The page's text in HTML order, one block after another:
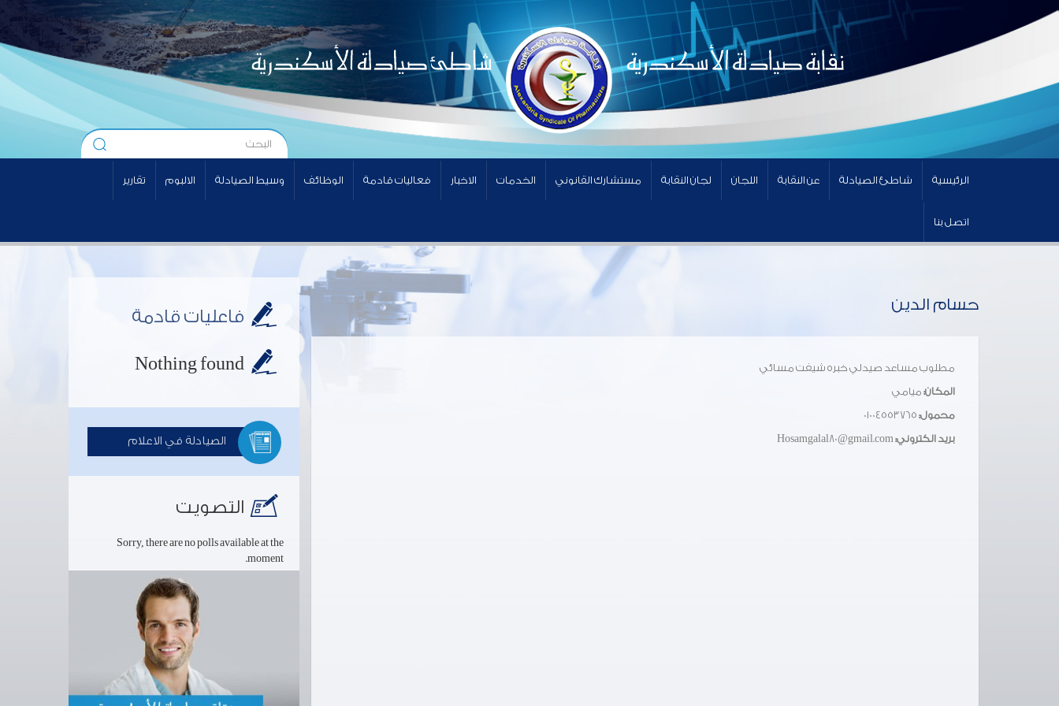
الرئيسية شاطئ الصيادلة عن النقابة اللجان لجان النقابة مستشارك القانوني الخدمات الاخبار فعاليات قادمة الوظائف وسيط الصيادلة الالبوم تقارير
اتصل بنا
حسام الدين
مطلوب مساعد صيدلي خبره شيفت مسائي
المكان: ميامي
محمول:
بريد الكتروني:
فاعليات قادمة
Nothing found
الصيادلة في الاعلام
التصويت
Sorry, there are no polls available at the
moment.